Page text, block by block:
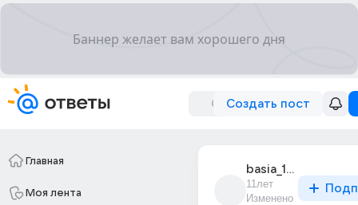
Создать пост
Главная
Моя лента
basia_103
11лет
Изменено